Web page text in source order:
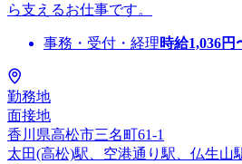
ら支えるお仕事です。
事務・受付・経理時給1,036円
勤務地
面接地
香川県高松市三名町61-1
太田(高松)駅、空港通り駅、仏生山